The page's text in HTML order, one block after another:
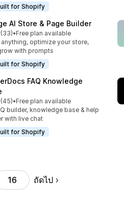
for Shopify
AI Store & Page Builder
ม 5 ดาว
(33)
33 รีวิว
•Free plan available
optimize your store,
with prompts
for Shopify
FAQ Knowledge
ม 5 ดาว
(45)
45 รีวิว
•Free plan available
builder, knowledge base & help
with live chat
for Shopify
16 ถัดไป